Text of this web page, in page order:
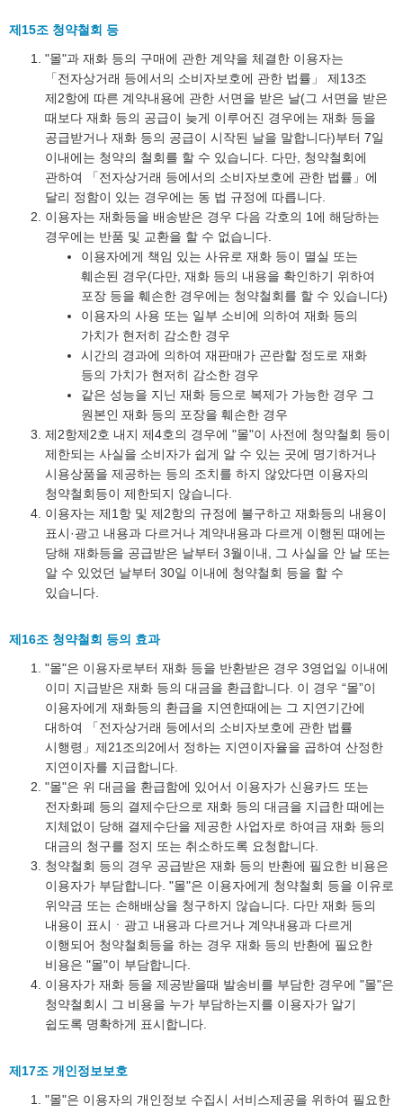
제15조 청약철회 등
"몰"과 재화 등의 구매에 관한 계약을 체결한 이용자는
「전자상거래 등에서의 소비자보호에 관한 법률」 제13조
제2항에 따른 계약내용에 관한 서면을 받은 날(그 서면을 받은
때보다 재화 등의 공급이 늦게 이루어진 경우에는 재화 등을
공급받거나 재화 등의 공급이 시작된 날을 말합니다)부터 7일
이내에는 청약의 철회를 할 수 있습니다. 다만, 청약철회에
관하여 「전자상거래 등에서의 소비자보호에 관한 법률」에
달리 정함이 있는 경우에는 동 법 규정에 따릅니다.
이용자는 재화등을 배송받은 경우 다음 각호의 1에 해당하는
경우에는 반품 및 교환을 할 수 없습니다.
이용자에게 책임 있는 사유로 재화 등이 멸실 또는
훼손된 경우(다만, 재화 등의 내용을 확인하기 위하여
포장 등을 훼손한 경우에는 청약철회를 할 수 있습니다)
이용자의 사용 또는 일부 소비에 의하여 재화 등의
가치가 현저히 감소한 경우
시간의 경과에 의하여 재판매가 곤란할 정도로 재화
등의 가치가 현저히 감소한 경우
같은 성능을 지닌 재화 등으로 복제가 가능한 경우 그
원본인 재화 등의 포장을 훼손한 경우
제2항제2호 내지 제4호의 경우에 "몰"이 사전에 청약철회 등이
제한되는 사실을 소비자가 쉽게 알 수 있는 곳에 명기하거나
시용상품을 제공하는 등의 조치를 하지 않았다면 이용자의
청약철회등이 제한되지 않습니다.
이용자는 제1항 및 제2항의 규정에 불구하고 재화등의 내용이
표시·광고 내용과 다르거나 계약내용과 다르게 이행된 때에는
당해 재화등을 공급받은 날부터 3월이내, 그 사실을 안 날 또는
알 수 있었던 날부터 30일 이내에 청약철회 등을 할 수
있습니다.
제16조 청약철회 등의 효과
"몰"은 이용자로부터 재화 등을 반환받은 경우 3영업일 이내에
이미 지급받은 재화 등의 대금을 환급합니다. 이 경우 “몰”이
이용자에게 재화등의 환급을 지연한때에는 그 지연기간에
대하여 「전자상거래 등에서의 소비자보호에 관한 법률
시행령」제21조의2에서 정하는 지연이자율을 곱하여 산정한
지연이자를 지급합니다.
"몰"은 위 대금을 환급함에 있어서 이용자가 신용카드 또는
전자화폐 등의 결제수단으로 재화 등의 대금을 지급한 때에는
지체없이 당해 결제수단을 제공한 사업자로 하여금 재화 등의
대금의 청구를 정지 또는 취소하도록 요청합니다.
청약철회 등의 경우 공급받은 재화 등의 반환에 필요한 비용은
이용자가 부담합니다. "몰"은 이용자에게 청약철회 등을 이유로
위약금 또는 손해배상을 청구하지 않습니다. 다만 재화 등의
내용이 표시ㆍ광고 내용과 다르거나 계약내용과 다르게
이행되어 청약철회등을 하는 경우 재화 등의 반환에 필요한
비용은 "몰"이 부담합니다.
이용자가 재화 등을 제공받을때 발송비를 부담한 경우에 "몰"은
청약철회시 그 비용을 누가 부담하는지를 이용자가 알기
쉽도록 명확하게 표시합니다.
제17조 개인정보보호
"몰"은 이용자의 개인정보 수집시 서비스제공을 위하여 필요한